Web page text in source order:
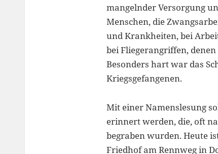
mangelnder Versorgung
Menschen, die
und Krankheiten, bei
bei Fliegerangriffen,
Besonders hart war das
Kriegsgefangenen.
Mit einer Namenslesung
erinnert werden, die, oft
begraben wurden. Heute
Friedhof am Rennweg in